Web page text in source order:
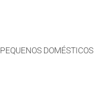
PEQUENOS DOMÉSTICOS